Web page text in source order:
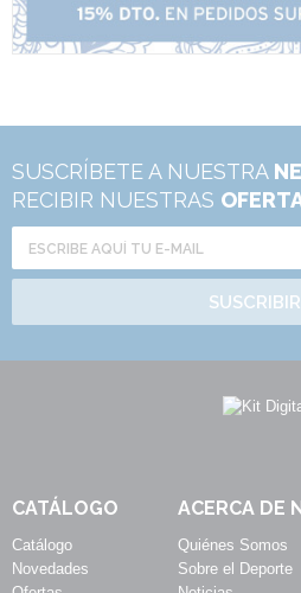
SUSCRÍBETE A NUESTRA
RECIBIR NUESTRAS
CATÁLOGO
Catálogo
Novedades
ACERCA DE
Quiénes Somos
Sobre el Deporte